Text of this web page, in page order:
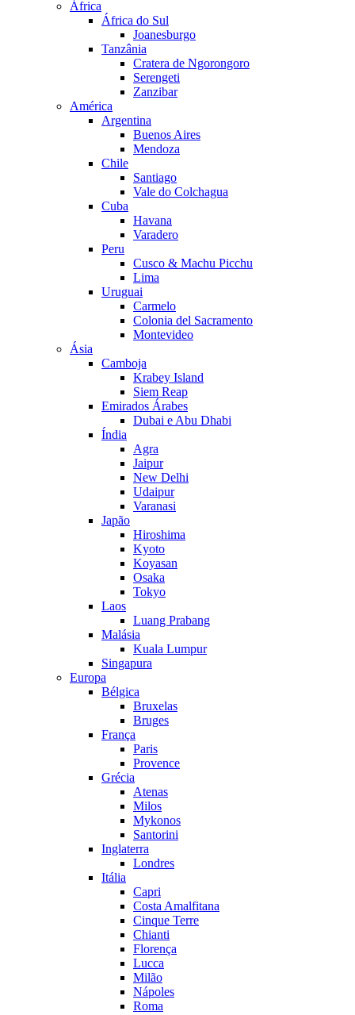
África
África do Sul
Joanesburgo
Tanzânia
Cratera de Ngorongoro
Serengeti
Zanzibar
América
Argentina
Buenos Aires
Mendoza
Chile
Santiago
Vale do Colchagua
Cuba
Havana
Varadero
Peru
Cusco & Machu Picchu
Lima
Uruguai
Carmelo
Colonia del Sacramento
Montevideo
Ásia
Camboja
Krabey Island
Siem Reap
Emirados Árabes
Dubai e Abu Dhabi
Índia
Agra
Jaipur
New Delhi
Udaipur
Varanasi
Japão
Hiroshima
Kyoto
Koyasan
Osaka
Tokyo
Laos
Luang Prabang
Malásia
Kuala Lumpur
Singapura
Europa
Bélgica
Bruxelas
Bruges
França
Paris
Provence
Grécia
Atenas
Milos
Mykonos
Santorini
Inglaterra
Londres
Itália
Capri
Costa Amalfitana
Cinque Terre
Chianti
Florença
Lucca
Milão
Nápoles
Roma